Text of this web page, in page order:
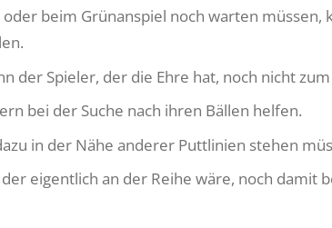
beim Grünanspiel noch warten müssen,
der Spieler, der die Ehre hat, noch nicht
bei der Suche nach ihren Bällen helfen.
in der Nähe anderer Puttlinien stehen
eigentlich an der Reihe wäre, noch damit